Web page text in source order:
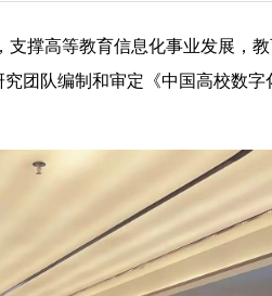
支撑高等教育信息化事业发展，
团队编制和审定《中国高校数字